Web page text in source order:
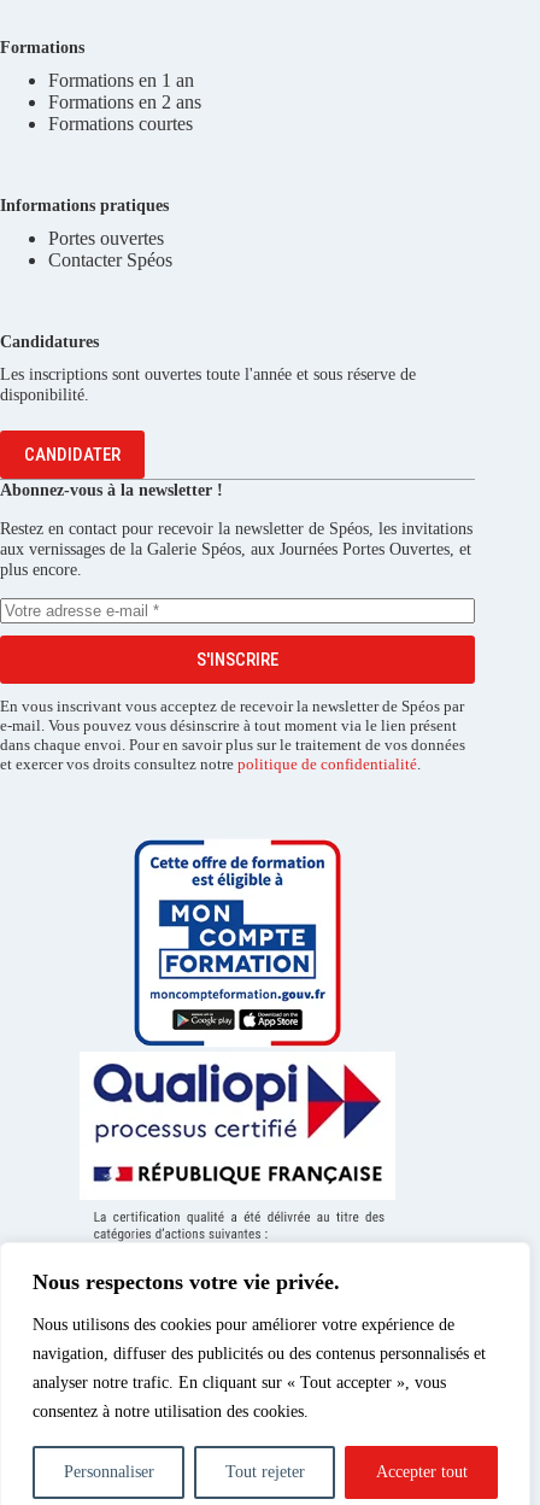
Nous respectons votre vie privée.
Nous utilisons des cookies pour améliorer votre expérience de
navigation, diffuser des publicités ou des contenus personnalisés et
analyser notre trafic. En cliquant sur « Tout accepter », vous
consentez à notre utilisation des cookies.
Personnaliser Tout rejeter Accepter tout
Formations
Formations en 1 an
Formations en 2 ans
Formations courtes
Informations pratiques
Portes ouvertes
Contacter Spéos
Candidatures
Les inscriptions sont ouvertes toute l'année et sous réserve de
disponibilité.
CANDIDATER
Abonnez-vous à la newsletter !
Restez en contact pour recevoir la newsletter de Spéos, les invitations
aux vernissages de la Galerie Spéos, aux Journées Portes Ouvertes, et
plus encore.
S'INSCRIRE
En vous inscrivant vous acceptez de recevoir la newsletter de Spéos par
e-mail. Vous pouvez vous désinscrire à tout moment via le lien présent
dans chaque envoi. Pour en savoir plus sur le traitement de vos données
et exercer vos droits consultez notre politique de confidentialité.
Politique de confidentialité
Politique des cookies
d’enseignement supérieur
privé | Tous droits réservés.